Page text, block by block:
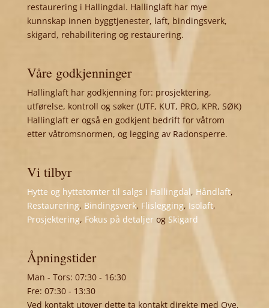
restaurering i Hallingdal. Hallinglaft har mye
kunnskap innen byggtjenester, laft, bindingsverk,
skigard, rehabilitering og restaurering.
Våre godkjenninger
Hallinglaft har godkjenning for: prosjektering,
utførelse, kontroll og søker (UTF, KUT, PRO, KPR, SØK)
Hallinglaft er også en godkjent bedrift for våtrom
etter våtromsnormen, og legging av Radonsperre.
Vi tilbyr
Hytte og hyttetomter til salgs i Hallingdal, Håndlaft,
Restaurering, Bindingsverk, Flislegging, Isolaft,
Prosjektering, Fokus på detaljerog Skigard
Åpningstider
Man - Tors: 07:30 - 16:30
Fre: 07:30 - 13:30
Ved kontakt utover dette ta kontakt direkte med Ove,